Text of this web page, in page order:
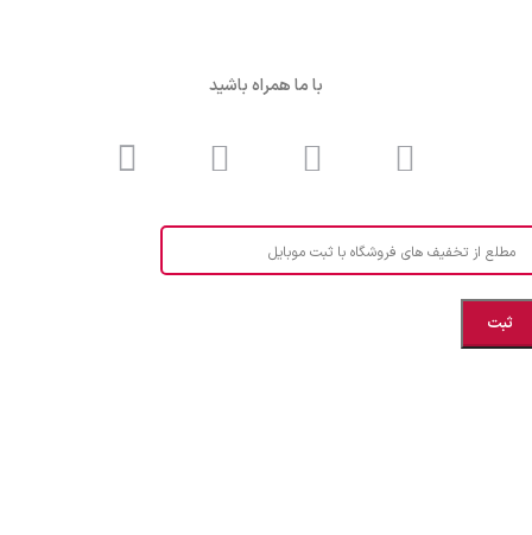
با ما همراه باشید
مطلع از تخفیف های فروشگاه با ثبت موبایل